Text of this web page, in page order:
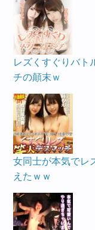
レズくすぐりバト
チの顛末ｗ
女同士が本気でレ
えたｗｗ